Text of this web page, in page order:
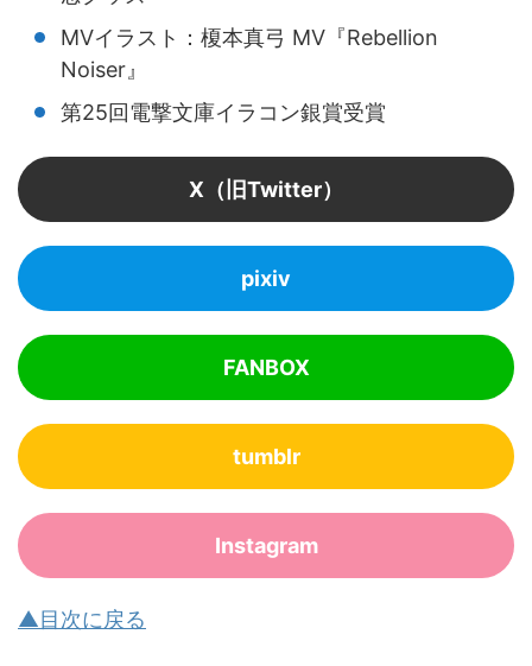
MVイラスト：榎本真弓 MV『Rebellion
Noiser』
第25回電撃文庫イラコン銀賞受賞
X（旧Twitter）
pixiv
FANBOX
tumblr
Instagram
▲目次に戻る